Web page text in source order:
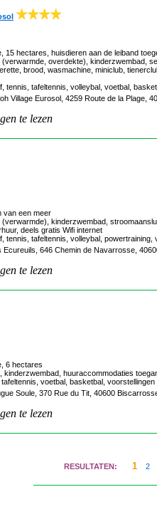
15 hectares, huisdieren aan de leiband
(verwarmde, overdekte), kinderzwembad,
brood, wasmachine, miniclub,
tennis, tafeltennis, volleybal, voetbal,
Village Eurosol , 4259 Route de la Plage,
te lezen
van een meer
kinderzwembad,
deels gratis Wifi internet
tennis, tafeltennis, volleybal, powertraining,
Ecureuils , 646 Chemin de Navarrosse,
te lezen
6 hectares
kinderzwembad, huuraccommodaties
voetbal, basketbal, voorstellingen
Soule , 370 Rue du Tit, 40600
te lezen
RESULTATEN: 1 2